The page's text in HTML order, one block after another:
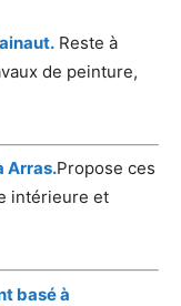
Reste à
de peinture,
Arras.Propose ces
intérieure et
basé à